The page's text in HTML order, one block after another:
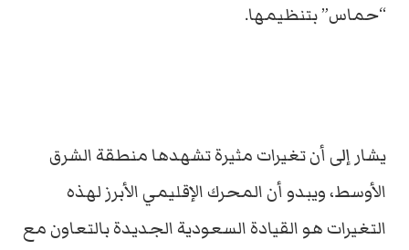
“حماس” بتنظيمها.
يشار إلى أن تغيرات مثيرة تشهدها منطقة الشرق
الأوسط، ويبدو أن المحرك الإقليمي الأبرز لهذه
التغيرات هو القيادة السعودية الجديدة بالتعاون مع